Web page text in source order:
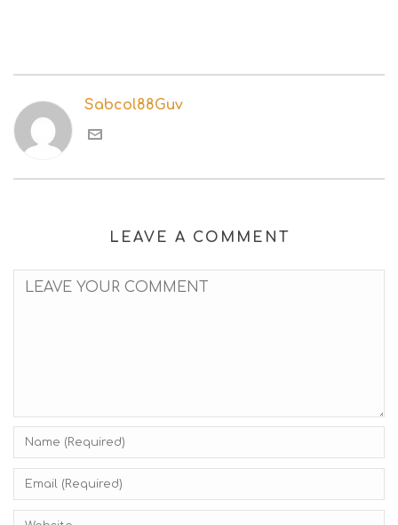
Sabcol88Guv
LEAVE A COMMENT